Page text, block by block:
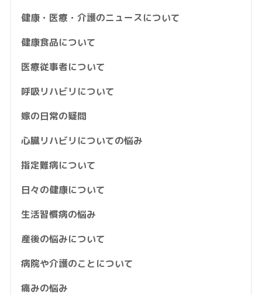
健康・医療・介護のニュースについて
健康食品について
医療従事者について
呼吸リハビリについて
嫁の日常の疑問
心臓リハビリについての悩み
指定難病について
日々の健康について
生活習慣病の悩み
産後の悩みについて
病院や介護のことについて
痛みの悩み